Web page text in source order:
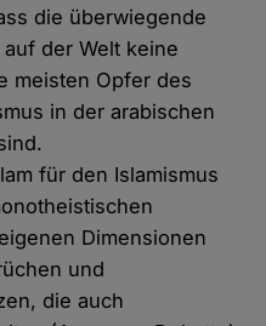
die überwiegende
der Welt keine
meisten Opfer des
in der arabischen
für den Islamismus
Dimensionen
und
die auch